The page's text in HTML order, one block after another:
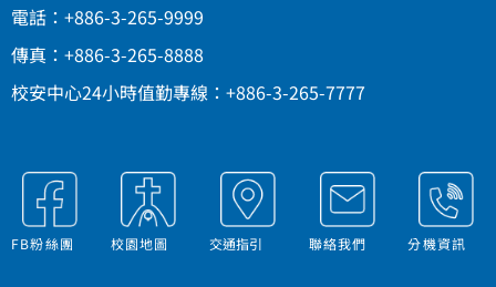
電話：+886-3-265-9999
傳真：+886-3-265-8888
校安中心24小時值勤專線：+886-3-265-7777
FB粉絲團 校園地圖 交通指引 聯絡我們 分機資訊